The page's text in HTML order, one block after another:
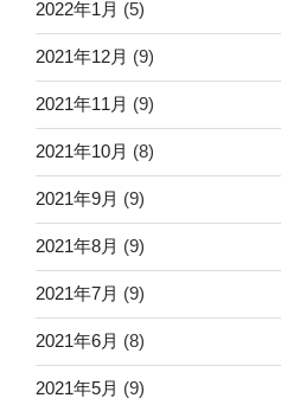
2022年1月 (5)
2021年12月 (9)
2021年11月 (9)
2021年10月 (8)
2021年9月 (9)
2021年8月 (9)
2021年7月 (9)
2021年6月 (8)
2021年5月 (9)